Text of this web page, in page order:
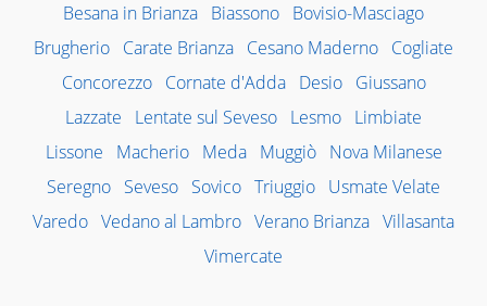
Besana in Brianza Biassono Bovisio-Masciago
Brugherio Carate Brianza Cesano Maderno Cogliate
Concorezzo
Cornate d'Adda Desio
Giussano
Lazzate
Lentate sul Seveso Lesmo Limbiate
Lissone
Macherio Meda Muggiò
Nova Milanese
Seregno Seveso Sovico Triuggio Usmate Velate
Varedo Vedano al Lambro Verano Brianza Villasanta
Vimercate